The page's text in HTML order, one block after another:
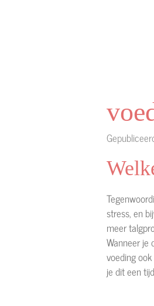
stress, en
meer
Wanneer je
voeding
je dit een